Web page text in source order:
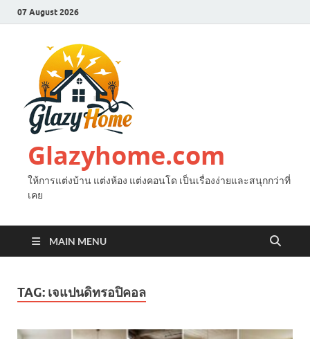
07 August 2026
Glazyhome.com
ให้การแต่งบ้าน แต่งห้อง แต่งคอนโด เป็นเรื่องง่ายและสนุกกว่าที่
เคย
MAIN MENU
TAG: เจแปนดิทรอปิคอล